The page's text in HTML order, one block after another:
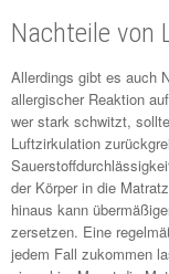
Nachteile von
Allerdings gibt es auch
allergischer Reaktion
wer stark schwitzt,
Luftzirkulation
der Körper in die
hinaus kann
zersetzen. Eine
jedem Fall zukommen